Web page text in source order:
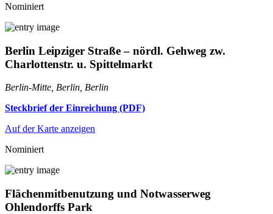
Nominiert
Berlin Leipziger Straße – nördl. Gehweg zw.
Charlottenstr. u. Spittelmarkt
Berlin-Mitte, Berlin, Berlin
Steckbrief der Einreichung (PDF)
Auf der Karte anzeigen
Nominiert
Flächenmitbenutzung und Notwasserweg
Ohlendorffs Park